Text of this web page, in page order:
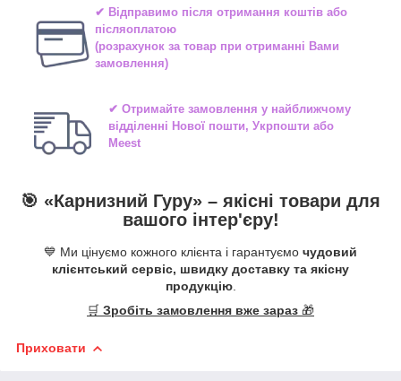
✔ Відправимо після отримання коштів або
післяоплатою
(розрахунок за товар при отриманні Вами
замовлення)
✔ Отримайте замовлення у найближчому
відділенні Нової пошти, Укрпошти або
Meest
🎯 «Карнизний Гуру» – якісні товари для
вашого інтер'єру!
💙 Ми цінуємо кожного клієнта і гарантуємо чудовий
клієнтський сервіс, швидку доставку та якісну
продукцію.
🛒 Зробіть замовлення вже зараз 🎁
Приховати